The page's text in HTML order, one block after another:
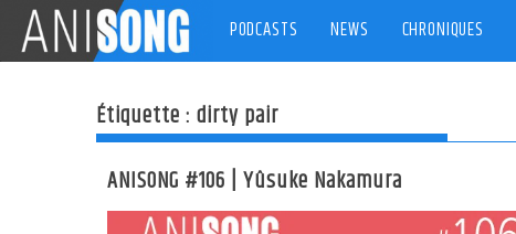
content
PODCASTS NEWS CHRONIQUES
Étiquette : dirty pair
ANISONG #106 | Yûsuke Nakamura